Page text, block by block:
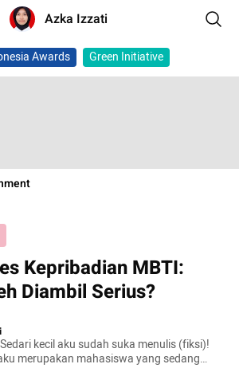
Azka Izzati
Awards Green Initiative
Kepribadian MBTI:
Diambil Serius?
kecil aku sudah suka menulis (fiksi)!
merupakan mahasiswa yang sedang